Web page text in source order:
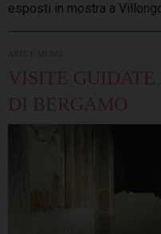
esposti in mostra a
VISITE
DI BERGAMO